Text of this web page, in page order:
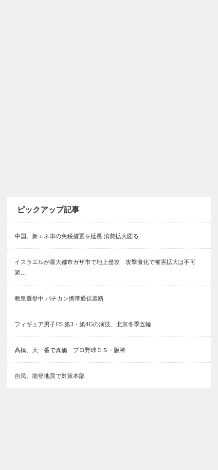
ピックアップ記事
中国、新エネ車の免税措置を延長 消費拡大図る
イスラエルが最大都市ガザ市で地上侵攻 攻撃激化で被害拡大は不可
避…
教皇選挙中 バチカン携帯通信遮断
フィギュア男子FS 第3・第4Gの演技、北京冬季五輪
高橋、大一番で真価 プロ野球ＣＳ・阪神
自民、能登地震で対策本部